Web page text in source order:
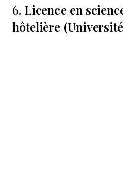
6. Licence en
hôtelière